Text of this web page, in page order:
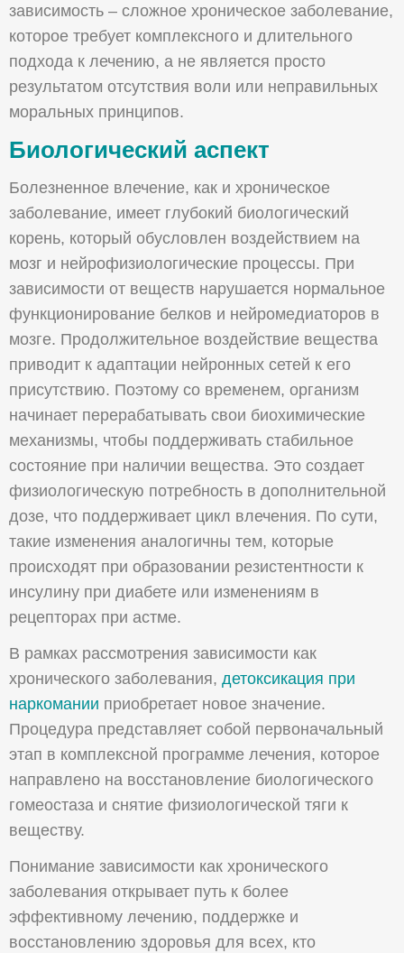
зависимость – сложное хроническое заболевание,
которое требует комплексного и длительного
подхода к лечению, а не является просто
результатом отсутствия воли или неправильных
моральных принципов.
Биологический аспект
Болезненное влечение, как и хроническое
заболевание, имеет глубокий биологический
корень, который обусловлен воздействием на
мозг и нейрофизиологические процессы. При
зависимости от веществ нарушается нормальное
функционирование белков и нейромедиаторов в
мозге. Продолжительное воздействие вещества
приводит к адаптации нейронных сетей к его
присутствию. Поэтому со временем, организм
начинает перерабатывать свои биохимические
механизмы, чтобы поддерживать стабильное
состояние при наличии вещества. Это создает
физиологическую потребность в дополнительной
дозе, что поддерживает цикл влечения. По сути,
такие изменения аналогичны тем, которые
происходят при образовании резистентности к
инсулину при диабете или изменениям в
рецепторах при астме.
В рамках рассмотрения зависимости как
хронического заболевания, детоксикация при
наркомании приобретает новое значение.
Процедура представляет собой первоначальный
этап в комплексной программе лечения, которое
направлено на восстановление биологического
гомеостаза и снятие физиологической тяги к
веществу.
Понимание зависимости как хронического
заболевания открывает путь к более
эффективному лечению, поддержке и
восстановлению здоровья для всех, кто
Оставьте вашу заявку
Ваше Имя:
Ваш телефон: